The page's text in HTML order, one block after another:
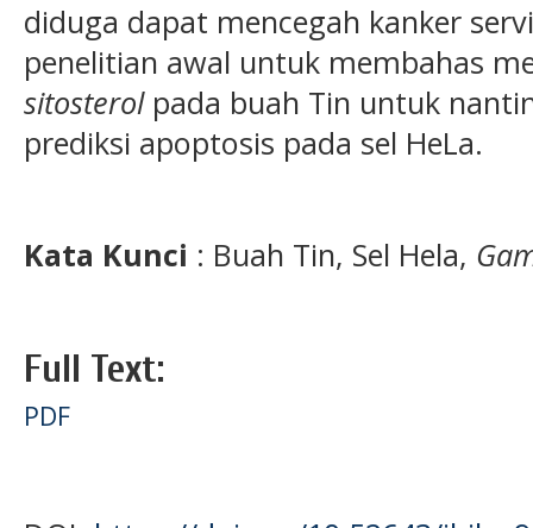
diduga dapat mencegah kanker
penelitian awal untuk membahas
sitosterolpada buah Tin untuk
prediksi apoptosis pada sel HeLa.
Kata Kunci : Buah Tin, Sel Hela,
Full Text:
PDF